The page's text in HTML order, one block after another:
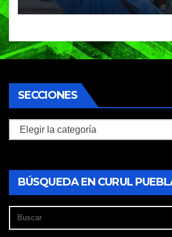
SECCIONES
Secciones
BÚSQUEDA EN CURUL